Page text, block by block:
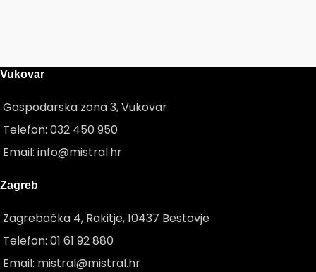
Vukovar
Gospodarska zona 3, Vukovar
Telefon: 032 450 950
Email: info@mistral.hr
Zagreb
Zagrebačka 4, Rakitje, 10437 Bestovje
Telefon: 01 61 92 880
Email: mistral@mistral.hr